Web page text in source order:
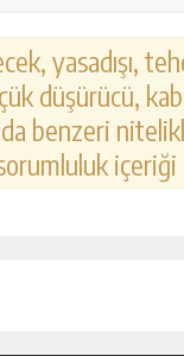
yasadışı,
düşürücü,
benzeri